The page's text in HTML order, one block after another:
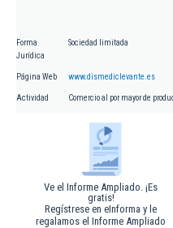
Forma
Jurídica
Sociedad limitada
Página Web www.dismediclevante.es
Actividad Comercio al por mayor de
Ve el Informe Ampliado. ¡Es
gratis!
Regístrese en eInforma y le
regalamos el Informe Ampliado